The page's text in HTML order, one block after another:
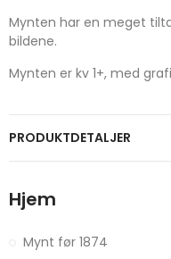
Mynten har en meget
bildene.
Mynten er kv 1+, med
PRODUKTDETALJER
Hjem
Mynt før 1874